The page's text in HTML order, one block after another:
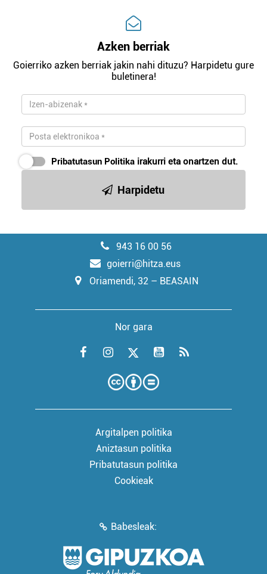
Azken berriak
Goierriko azken berriak jakin nahi dituzu? Harpidetu gure
buletinera!
Pribatutasun Politika irakurri eta onartzen dut.
Harpidetu
943 16 00 56
goierri@hitza.eus
Oriamendi, 32 – BEASAIN
Nor gara
Argitalpen politika
Aniztasun politika
Pribatutasun politika
Cookieak
Babesleak: